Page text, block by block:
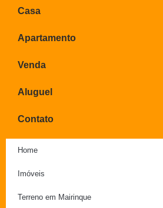
Casa
Apartamento
Venda
Aluguel
Contato
Home
Imóveis
Terreno em Mairinque